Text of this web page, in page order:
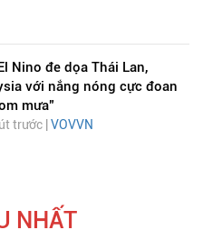
Nino đe dọa Thái Lan,
với nắng nóng cực đoan
mưa”
trước | VOVVN
NHẤT